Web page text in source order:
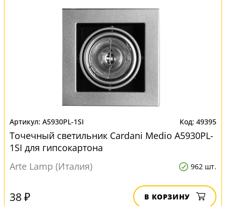
A5930PL-1SI 49395
Точечный светильник Cardani Medio A5930PL-
1SI для гипсокартона
Arte Lamp (Италия)
962 шт.
38 ₽ В КОРЗИНУ